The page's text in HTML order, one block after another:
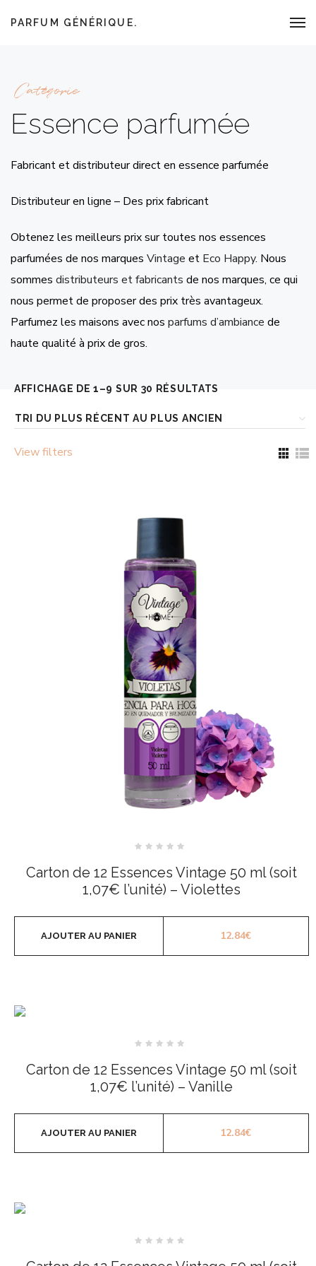
PARFUM GÉNÉRIQUE.
Catégorie
Essence parfumée
Fabricant et distributeur direct en essence parfumée
Distributeur en ligne – Des prix fabricant
Obtenez les meilleurs prix sur toutes nos essences
parfumées de nos marques Vintage et Eco Happy. Nous
sommes distributeurs et fabricants de nos marques, ce qui
nous permet de proposer des prix très avantageux.
Parfumez les maisons avec nos parfums d’ambiance de
haute qualité à prix de gros.
AFFICHAGE DE 1–9 SUR 30 RÉSULTATS
PLUS
View filters
sur
5
Carton de 12 Essences Vintage 50 ml (soit
1,07€ l’unité) – Violettes
12.84€
AJOUTER AU PANIER
sur
5
Carton de 12 Essences Vintage 50 ml (soit
1,07€ l’unité) – Vanille
12.84€
AJOUTER AU PANIER
sur